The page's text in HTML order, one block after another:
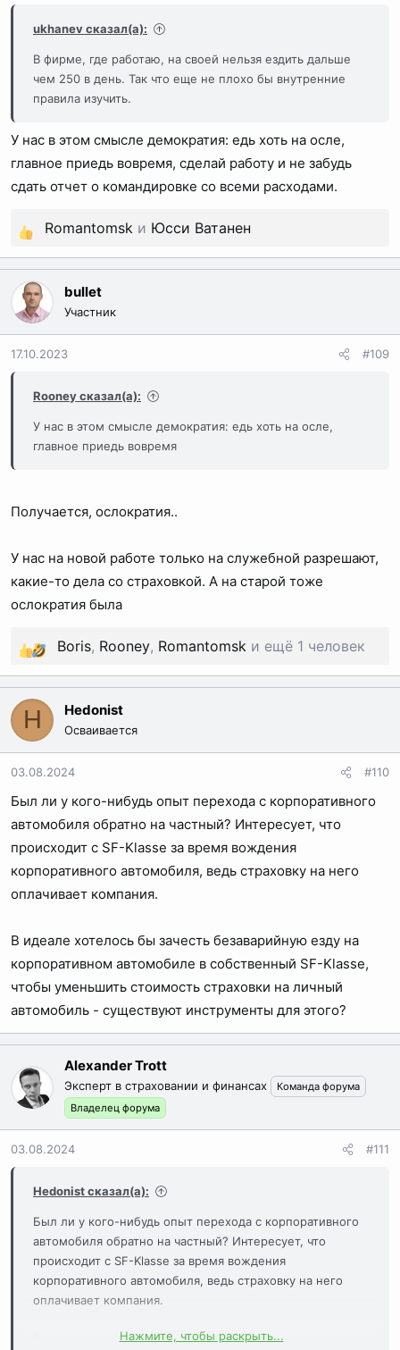
ukhanev сказал(а):
В фирме, где работаю, на своей нельзя ездить дальше
чем 250 в день. Так что еще не плохо бы внутренние
правила изучить.
У нас в этом смысле демократия: едь хоть на осле,
главное приедь вовремя, сделай работу и не забудь
сдать отчет о командировке со всеми расходами.
Р
е
а
к
ц
Romantomsk и Юсси Ватанен
bullet
Участник
17.10.2023 #109
Rooney сказал(а):
У нас в этом смысле демократия: едь хоть на осле,
главное приедь вовремя
Получается, ослократия..
У нас на новой работе только на служебной разрешают,
какие-то дела со страховкой. А на старой тоже
ослократия была
Р
е
а
ц
:
Boris, Rooney, Romantomsk и ещё 1 человек
H Hedonist
Осваивается
03.08.2024 #110
Был ли у кого-нибудь опыт перехода с корпоративного
автомобиля обратно на частный? Интересует, что
происходит с SF-Klasse за время вождения
корпоративного автомобиля, ведь страховку на него
оплачивает компания.
В идеале хотелось бы зачесть безаварийную езду на
корпоративном автомобиле в собственный SF-Klasse,
чтобы уменьшить стоимость страховки на личный
автомобиль - существуют инструменты для этого?
Alexander Trott
Эксперт в страховании и финансах
Команда форума
Владелец форума
03.08.2024 #111
Hedonist сказал(а):
Был ли у кого-нибудь опыт перехода с корпоративного
автомобиля обратно на частный? Интересует, что
происходит с SF-Klasse за время вождения
корпоративного автомобиля, ведь страховку на него
оплачивает компания.
В идеале хотелось бы зачесть безаварийную езду на
Нажмите, чтобы раскрыть...